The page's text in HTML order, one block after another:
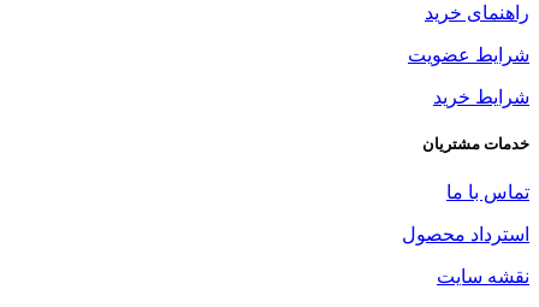
راهنمای خرید
شرایط عضویت
شرایط خرید
خدمات مشتریان
تماس با ما
استرداد محصول
نقشه سایت